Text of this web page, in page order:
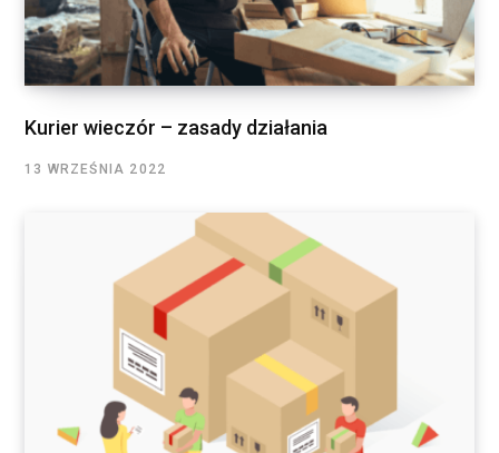
Kurier wieczór – zasady działania
13 WRZEŚNIA 2022